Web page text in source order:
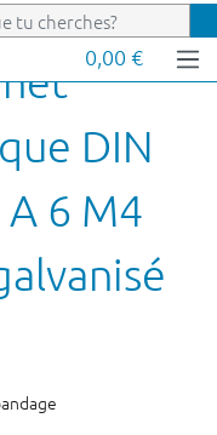
0,00 €
DIN
6 M4